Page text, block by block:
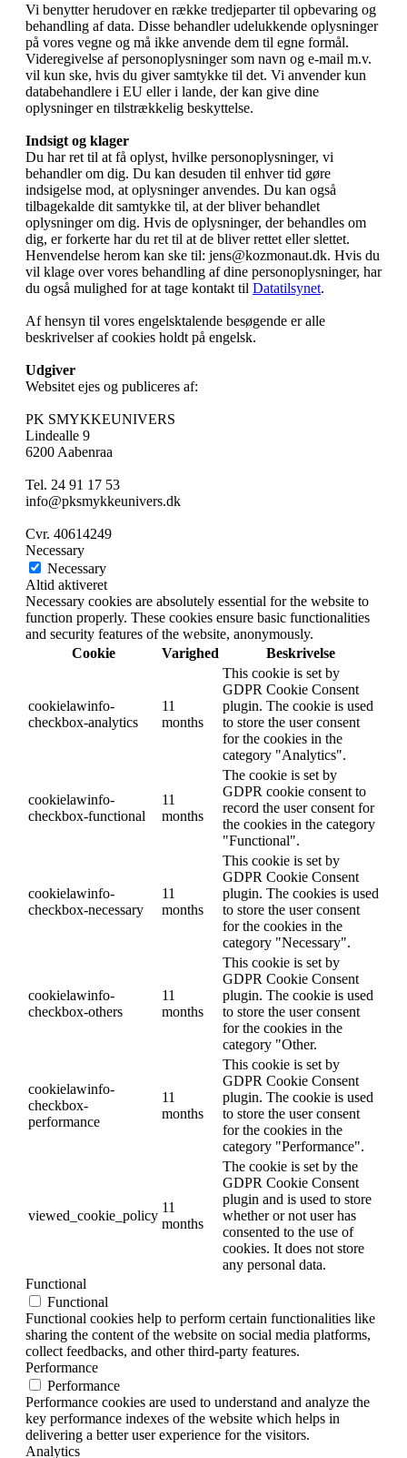
Vi benytter herudover en række tredjeparter til opbevaring og
behandling af data. Disse behandler udelukkende oplysninger
på vores vegne og må ikke anvende dem til egne formål.
Videregivelse af personoplysninger som navn og e-mail m.v.
vil kun ske, hvis du giver samtykke til det. Vi anvender kun
databehandlere i EU eller i lande, der kan give dine
oplysninger en tilstrækkelig beskyttelse.
Indsigt og klager
Du har ret til at få oplyst, hvilke personoplysninger, vi
behandler om dig. Du kan desuden til enhver tid gøre
indsigelse mod, at oplysninger anvendes. Du kan også
tilbagekalde dit samtykke til, at der bliver behandlet
oplysninger om dig. Hvis de oplysninger, der behandles om
dig, er forkerte har du ret til at de bliver rettet eller slettet.
Henvendelse herom kan ske til: jens@kozmonaut.dk. Hvis du
vil klage over vores behandling af dine personoplysninger, har
du også mulighed for at tage kontakt til Datatilsynet.
Af hensyn til vores engelsktalende besøgende er alle
beskrivelser af cookies holdt på engelsk.
Udgiver
Websitet ejes og publiceres af:
PK SMYKKEUNIVERS
Lindealle 9
6200 Aabenraa
Tel. 24 91 17 53
info@pksmykkeunivers.dk
Cvr. 40614249
Necessary
Necessary
Altid aktiveret
Necessary cookies are absolutely essential for the website to
function properly. These cookies ensure basic functionalities
and security features of the website, anonymously.
Cookie
Varighed Beskrivelse
cookielawinfo-
checkbox-analytics
11
months
This cookie is set by
GDPR Cookie Consent
plugin. The cookie is used
to store the user consent
for the cookies in the
category "Analytics".
cookielawinfo-
checkbox-functional
11
months
The cookie is set by
GDPR cookie consent to
record the user consent for
the cookies in the category
"Functional".
cookielawinfo-
checkbox-necessary
11
months
This cookie is set by
GDPR Cookie Consent
plugin. The cookies is used
to store the user consent
for the cookies in the
category "Necessary".
cookielawinfo-
checkbox-others
11
months
This cookie is set by
GDPR Cookie Consent
plugin. The cookie is used
to store the user consent
for the cookies in the
category "Other.
cookielawinfo-
checkbox-
performance
11
months
This cookie is set by
GDPR Cookie Consent
plugin. The cookie is used
to store the user consent
for the cookies in the
category "Performance".
viewed_cookie_policy
11
months
The cookie is set by the
GDPR Cookie Consent
plugin and is used to store
whether or not user has
consented to the use of
cookies. It does not store
any personal data.
Functional
Functional
Functional cookies help to perform certain functionalities like
sharing the content of the website on social media platforms,
collect feedbacks, and other third-party features.
Performance
Performance
Performance cookies are used to understand and analyze the
key performance indexes of the website which helps in
delivering a better user experience for the visitors.
Analytics